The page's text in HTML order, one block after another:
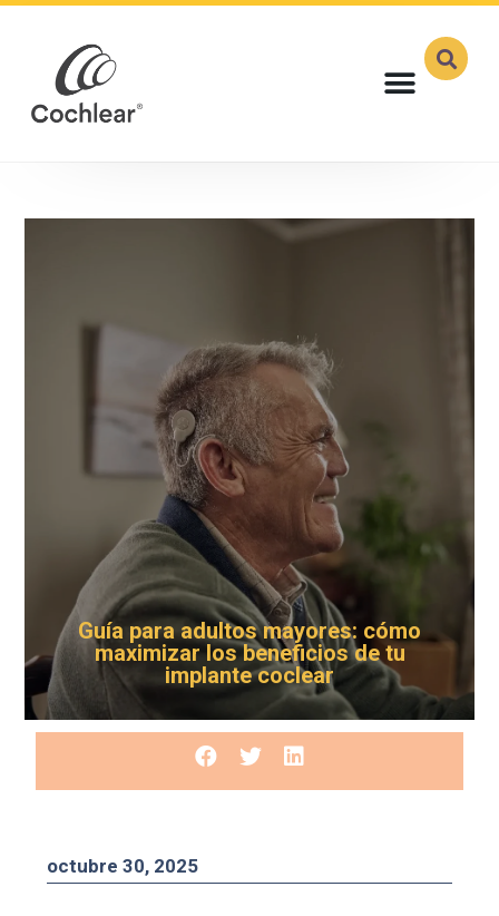
Guía para adultos mayores: cómo
maximizar los beneficios de tu
implante coclear
octubre 30, 2025